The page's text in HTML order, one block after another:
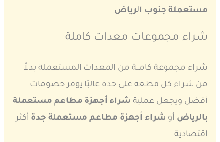
مستعملة جنوب الرياض
شراء مجموعات معدات كاملة
شراء مجموعة كاملة من المعدات المستعملة بدلاً
من شراء كل قطعة على حدة غالبًا يوفر خصومات
أفضل ويجعل عملية شراء أجهزة مطاعم مستعملة
بالرياض أو شراء أجهزة مطاعم مستعملة جدة أكثر
اقتصادية